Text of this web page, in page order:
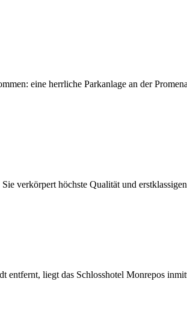
eine herrliche Parkanlage an der
verkörpert höchste Qualität und
liegt das Schlosshotel Monrepos